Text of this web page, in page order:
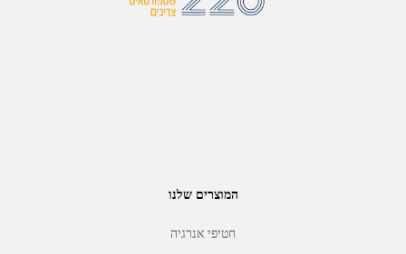
המוצרים שלנו
חטיפי אנרגיה